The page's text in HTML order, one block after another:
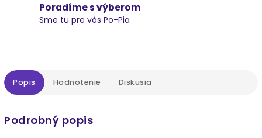
Poradíme s výberom
Sme tu pre vás Po-Pia
Popis Hodnotenie Diskusia
Podrobný popis